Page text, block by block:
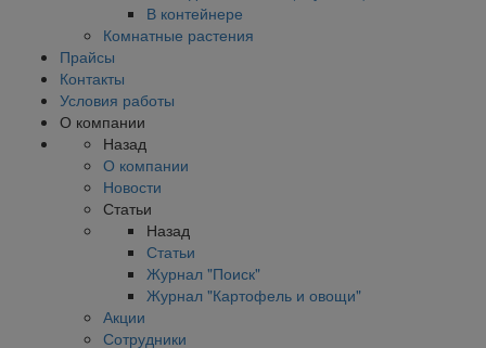
В контейнере
Комнатные растения
Прайсы
Контакты
Условия работы
О компании
Назад
О компании
Новости
Статьи
Назад
Статьи
Журнал "Поиск"
Журнал "Картофель и овощи"
Акции
Сотрудники